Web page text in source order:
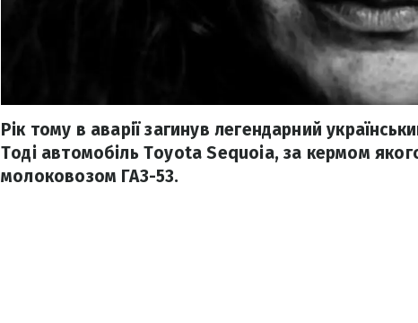
Рік тому в аварії загинув легендарний
Тоді автомобіль Toyota Sequoia, за кермом
молоковозом ГАЗ-53.